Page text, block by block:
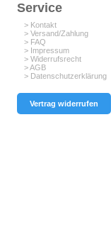
Service
> Kontakt
> Versand/Zahlung
> FAQ
> Impressum
> Widerrufsrecht
> AGB
> Datenschutzerklärung
Vertrag widerrufen